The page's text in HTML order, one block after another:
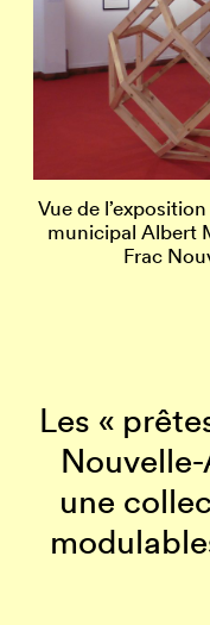
Vue de
municipal Albert
Frac
Les «
une